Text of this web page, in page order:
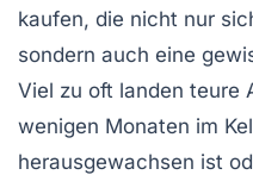
kaufen, die nicht nur
sondern auch eine
Viel zu oft landen teure
wenigen Monaten im
herausgewachsen ist